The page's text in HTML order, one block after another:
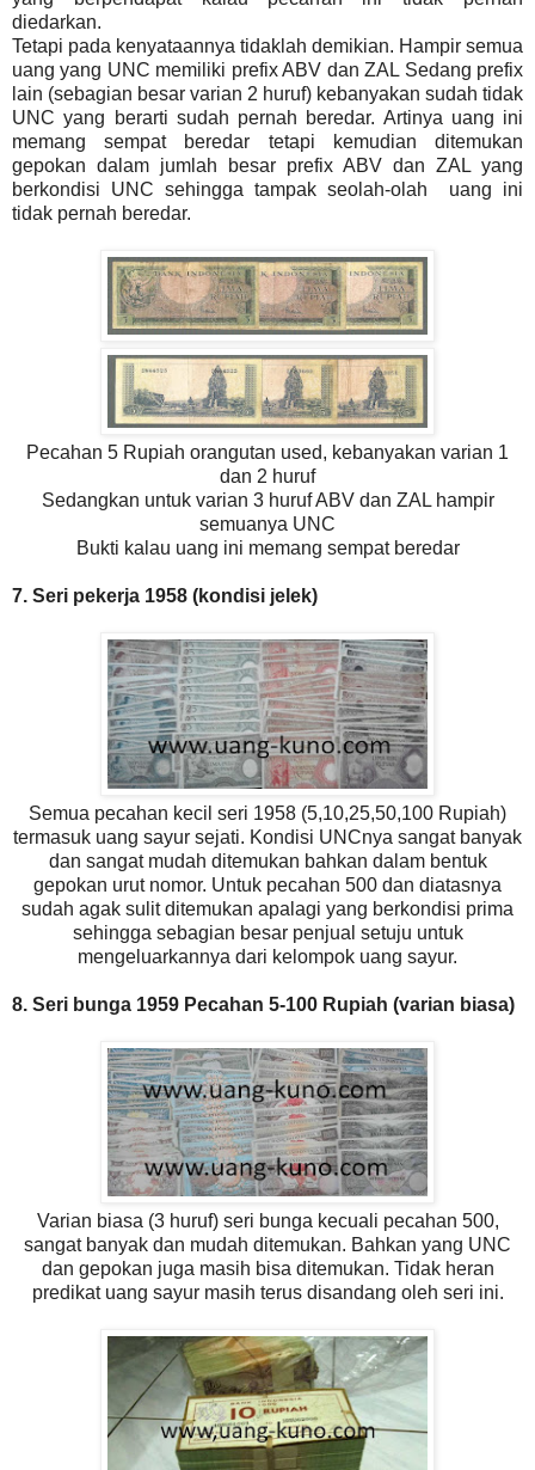
diedarkan.
Tetapi pada kenyataannya tidaklah demikian. Hampir semua
uang yang UNC memiliki prefix ABV dan ZAL Sedang prefix
lain (sebagian besar varian 2 huruf) kebanyakan sudah tidak
UNC yang berarti sudah pernah beredar. Artinya uang ini
memang sempat beredar tetapi kemudian ditemukan
gepokan dalam jumlah besar prefix ABV dan ZAL yang
berkondisi UNC sehingga tampak seolah-olah uang ini
tidak pernah beredar.
Pecahan 5 Rupiah orangutan used, kebanyakan varian 1
dan 2 huruf
Sedangkan untuk varian 3 huruf ABV dan ZAL hampir
semuanya UNC
Bukti kalau uang ini memang sempat beredar
7. Seri pekerja 1958 (kondisi jelek)
Semua pecahan kecil seri 1958 (5,10,25,50,100 Rupiah)
termasuk uang sayur sejati. Kondisi UNCnya sangat banyak
dan sangat mudah ditemukan bahkan dalam bentuk
gepokan urut nomor. Untuk pecahan 500 dan diatasnya
sudah agak sulit ditemukan apalagi yang berkondisi prima
sehingga sebagian besar penjual setuju untuk
mengeluarkannya dari kelompok uang sayur.
8. Seri bunga 1959 Pecahan 5-100 Rupiah (varian biasa)
Varian biasa (3 huruf) seri bunga kecuali pecahan 500,
sangat banyak dan mudah ditemukan. Bahkan yang UNC
dan gepokan juga masih bisa ditemukan. Tidak heran
predikat uang sayur masih terus disandang oleh seri ini.